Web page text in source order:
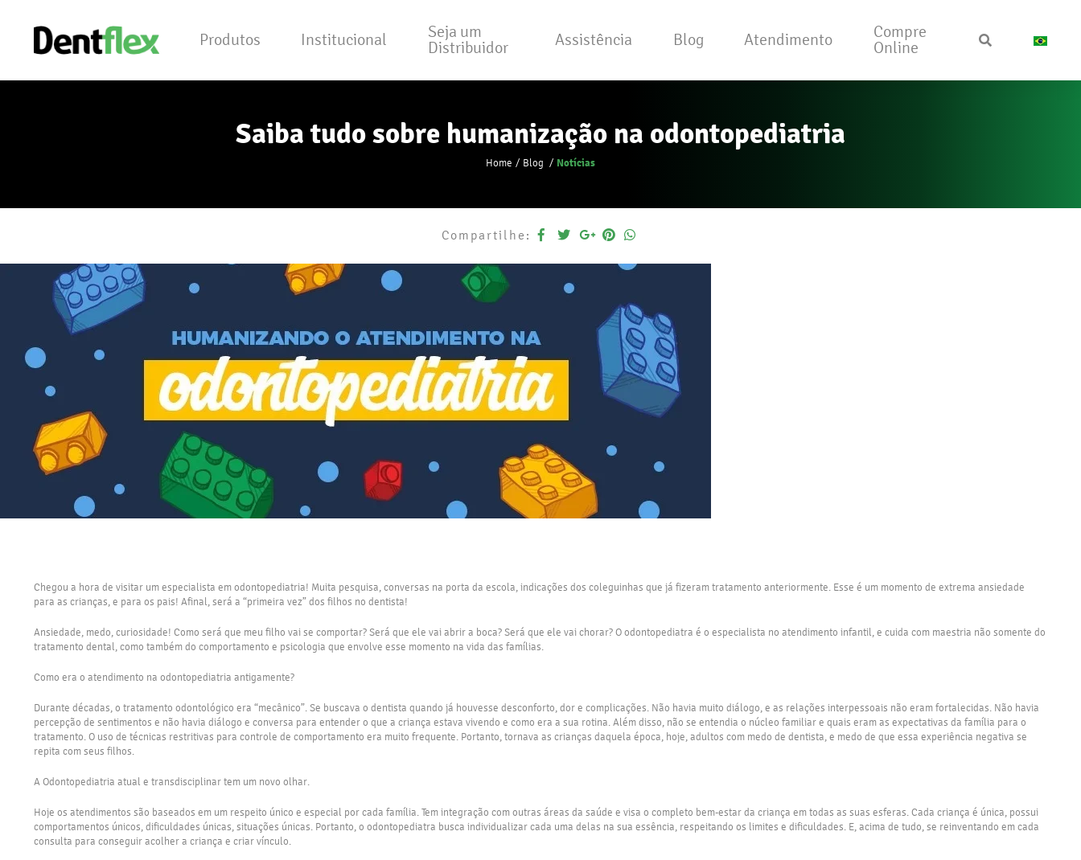
Produtos Institucional
Seja um
Distribuidor
Assistência Blog Atendimento
Compre
Online
Saiba tudo sobre humanização na odontopediatria
Home Blog Notícias
Compartilhe:
Chegou a hora de visitar um especialista em odontopediatria! Muita pesquisa, conversas na porta da escola, indicações dos coleguinhas que já fizeram tratamento anteriormente. Esse é um momento de extrema ansiedade
para as crianças, e para os pais! Afinal, será a “primeira vez” dos filhos no dentista!
Ansiedade, medo, curiosidade! Como será que meu filho vai se comportar? Será que ele vai abrir a boca? Será que ele vai chorar? O odontopediatra é o especialista no atendimento infantil, e cuida com maestria não somente do
tratamento dental, como também do comportamento e psicologia que envolve esse momento na vida das famílias.
Como era o atendimento na odontopediatria antigamente?
Durante décadas, o tratamento odontológico era “mecânico”. Se buscava o dentista quando já houvesse desconforto, dor e complicações. Não havia muito diálogo, e as relações interpessoais não eram fortalecidas. Não havia
percepção de sentimentos e não havia diálogo e conversa para entender o que a criança estava vivendo e como era a sua rotina. Além disso, não se entendia o núcleo familiar e quais eram as expectativas da família para o
tratamento. O uso de técnicas restritivas para controle de comportamento era muito frequente. Portanto, tornava as crianças daquela época, hoje, adultos com medo de dentista, e medo de que essa experiência negativa se
repita com seus filhos.
A Odontopediatria atual e transdisciplinar tem um novo olhar.
Hoje os atendimentos são baseados em um respeito único e especial por cada família. Tem integração com outras áreas da saúde e visa o completo bem-estar da criança em todas as suas esferas. Cada criança é única, possui
comportamentos únicos, dificuldades únicas, situações únicas. Portanto, o odontopediatra busca individualizar cada uma delas na sua essência, respeitando os limites e dificuldades. E, acima de tudo, se reinventando em cada
consulta para conseguir acolher a criança e criar vínculo.